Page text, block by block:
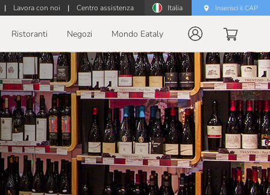
| Lavora con noi | Centro assistenza Italia Inserisci il CAP
Ristoranti Negozi Mondo Eataly